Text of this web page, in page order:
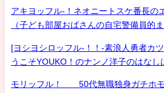
アキヨッフル-！ネオニートスケ番長の
（子ども部屋おばさんの自宅警備員的ま
[ヨシヨシロッフル-！！-素浪人勇者カ
うこそYOUKO！のナンノ洋子のはなし
モリッフル！ 50代無職独身ガチホモ